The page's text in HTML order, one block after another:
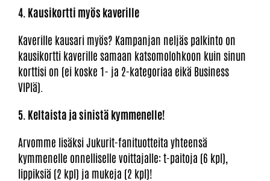
4. Kausikortti myös kaverille
Kaverille kausari myös? Kampanjan neljäs palkinto on
kausikortti kaverille samaan katsomolohkoon kuin sinun
korttisi on (ei koske 1- ja 2-kategoriaa eikä Business
VIPIä).
5. Keltaista ja sinistä kymmenelle!
Arvomme lisäksi Jukurit-fanituotteita yhteensä
kymmenelle onnelliselle voittajalle: t-paitoja (6 kpl),
lippiksiä (2 kpl) ja mukeja (2 kpl)!